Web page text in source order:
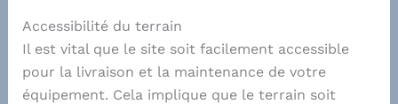
Accessibilité du terrain
Il est vital que le site soit facilement accessible
pour la livraison et la maintenance de votre
équipement. Cela implique que le terrain soit